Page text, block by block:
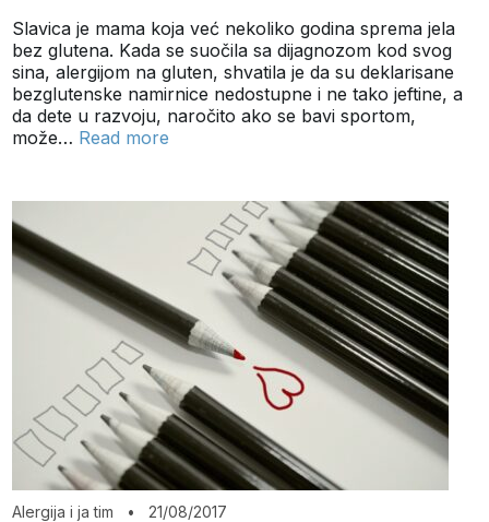
Slavica je mama koja već nekoliko godina sprema jela
bez glutena. Kada se suočila sa dijagnozom kod svog
sina, alergijom na gluten, shvatila je da su deklarisane
bezglutenske namirnice nedostupne i ne tako jeftine, a
da dete u razvoju, naročito ako se bavi sportom,
može… Read more
Alergija i ja tim • 21/08/2017